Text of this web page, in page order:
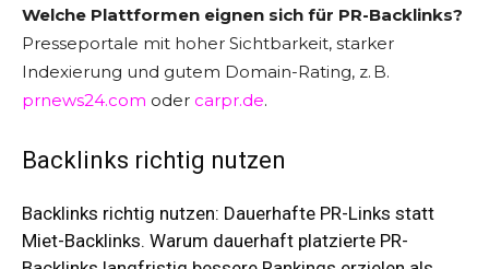
Welche Plattformen eignen sich für PR-Backlinks?
Presseportale mit hoher Sichtbarkeit, starker
Indexierung und gutem Domain-Rating, z. B.
prnews24.com oder carpr.de.
Backlinks richtig nutzen
Backlinks richtig nutzen: Dauerhafte PR-Links statt
Miet-Backlinks. Warum dauerhaft platzierte PR-